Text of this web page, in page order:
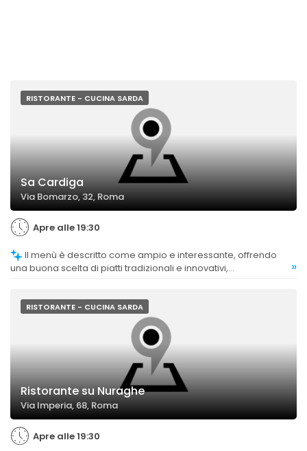
RISTORANTE - CUCINA SARDA
Sa Cardiga
Via Bomarzo, 32, Roma
Apre alle 19:30
una buona scelta di piatti tradizionali e innovativi,
»
RISTORANTE - CUCINA SARDA
Ristorante su Nuraghe
Via Imperia, 68, Roma
Apre alle 19:30